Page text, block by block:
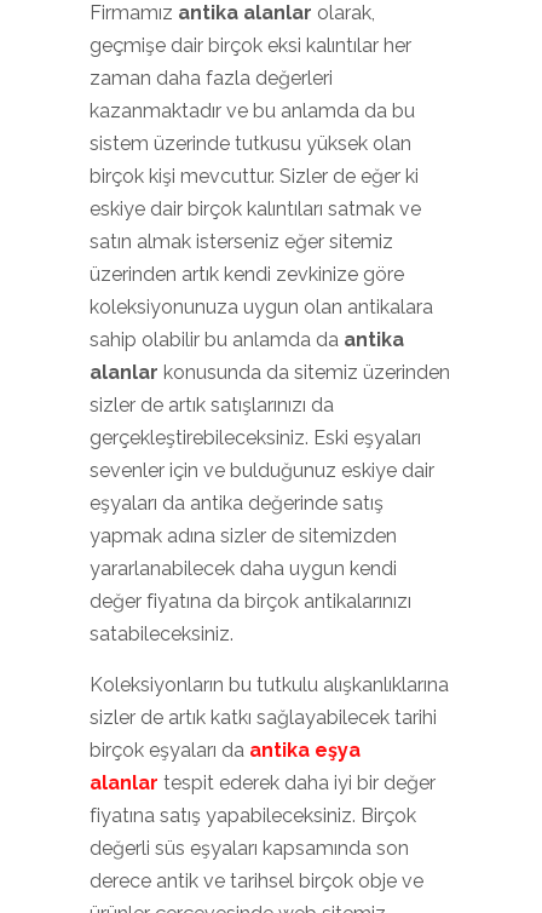
Firmamız antika alanlar olarak,
geçmişe dair birçok eksi kalıntılar her
zaman daha fazla değerleri
kazanmaktadır ve bu anlamda da bu
sistem üzerinde tutkusu yüksek olan
birçok kişi mevcuttur. Sizler de eğer ki
eskiye dair birçok kalıntıları satmak ve
satın almak isterseniz eğer sitemiz
üzerinden artık kendi zevkinize göre
koleksiyonunuza uygun olan antikalara
sahip olabilir bu anlamda da antika
alanlar konusunda da sitemiz üzerinden
sizler de artık satışlarınızı da
gerçekleştirebileceksiniz. Eski eşyaları
sevenler için ve bulduğunuz eskiye dair
eşyaları da antika değerinde satış
yapmak adına sizler de sitemizden
yararlanabilecek daha uygun kendi
değer fiyatına da birçok antikalarınızı
satabileceksiniz.
Koleksiyonların bu tutkulu alışkanlıklarına
sizler de artık katkı sağlayabilecek tarihi
birçok eşyaları da antika eşya
alanlar tespit ederek daha iyi bir değer
fiyatına satış yapabileceksiniz. Birçok
değerli süs eşyaları kapsamında son
derece antik ve tarihsel birçok obje ve